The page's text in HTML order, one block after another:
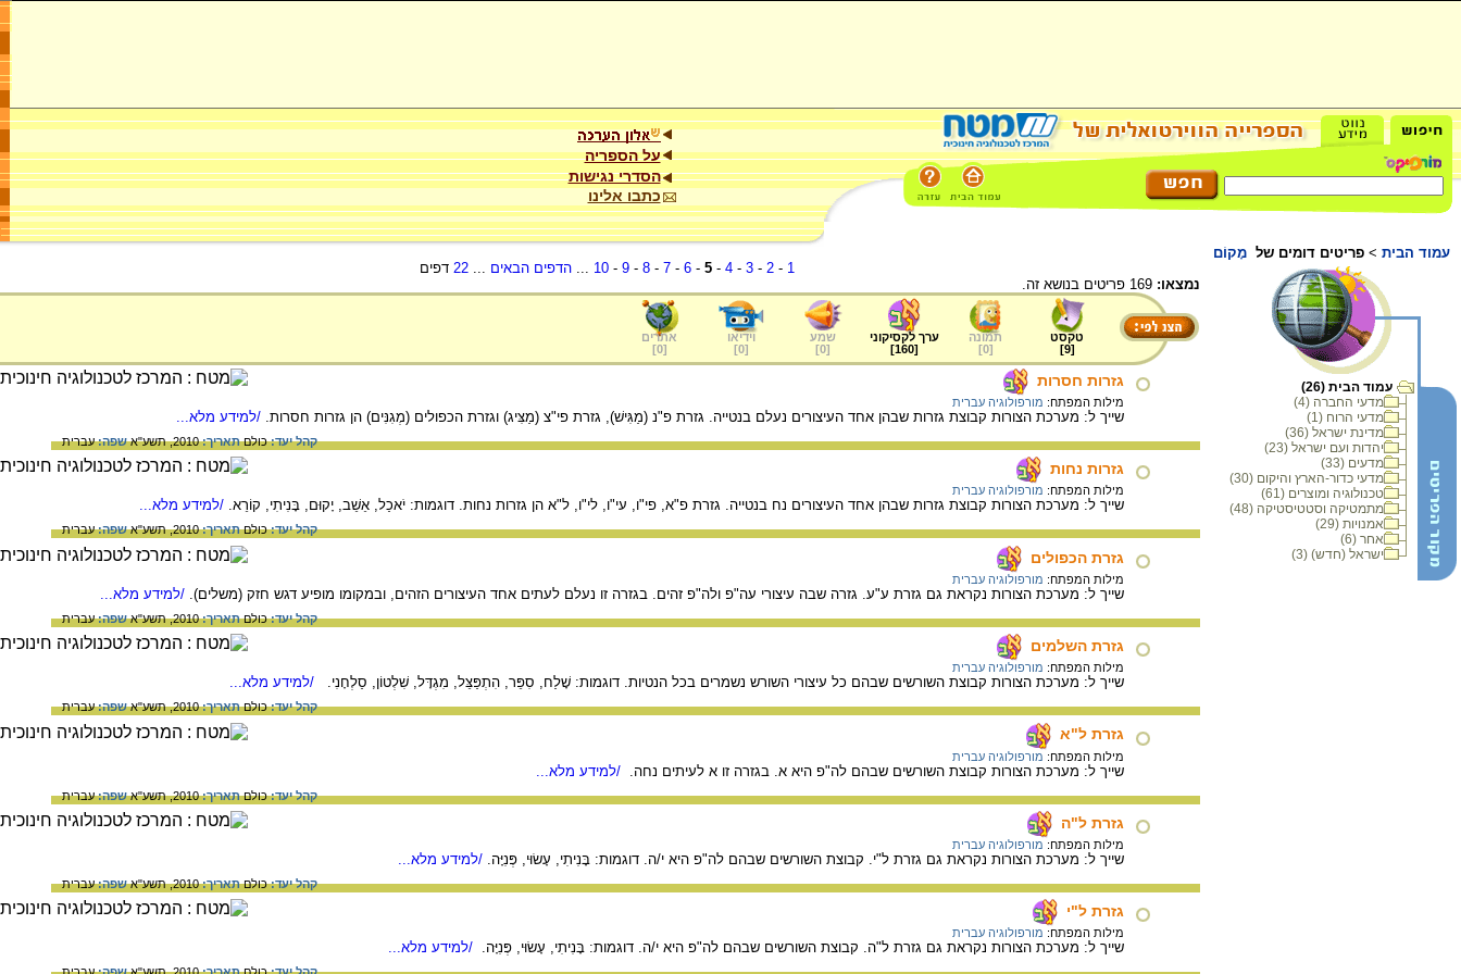
על הספריה
הסדרי נגישות
כתבו אלינו
עמוד הבית > פריטים דומים של מָקוֹם
עמוד הבית (26)
מדעי החברה (4)
מדעי הרוח (1)
מדינת ישראל (36)
יהדות ועם ישראל (23)
מדעים (33)
מדעי כדור-הארץ והיקום (30)
טכנולוגיה ומוצרים (61)
מתמטיקה וסטטיסטיקה (48)
אמנויות (29)
אחר (6)
ישראל (חדש) (3)
1
-
2
-
3
-
4
-
5
-
6
-
7
-
8
-
9
-
10
...הדפים הבאים ...
22 דפים
נמצאו:
טקסט
[
9
]
תמונה
[
0
]
ערך לקסיקוני
[
160
]
שמע
[
0
]
וידיאו
[
0
]
אתרים
[
0
]
גזרות חסרות
מילות המפתח: מורפולוגיה עברית
שייך ל: מערכת הצורות קבוצת גזרות שבהן אחד העיצורים נעלם בנטייה. גזרת פ"נ (מַגִּישׁ), גזרת פי"צ (מַצִּיג) וגזרת הכפולים (מְגִנִּים) הן גזרות חסרות. /למידע מלא...
קהל יעד:כולםתאריך:2010, תשע"א שפה:עברית
גזרות נחות
מילות המפתח: מורפולוגיה עברית
שייך ל: מערכת הצורות קבוצת גזרות שבהן אחד העיצורים נח בנטייה. גזרת פ"א, פי"ו, עי"ו, לי"ו, ל"א הן גזרות נחות. דוגמות: יֹאכַל, אֵשֵׁב, יָקוּם, בָּנִיתִי, קוֹרֵא. /למידע מלא...
קהל יעד:כולםתאריך:2010, תשע"א שפה:עברית
גזרת הכפולים
מילות המפתח: מורפולוגיה עברית
שייך ל: מערכת הצורות נקראת גם גזרת ע"ע. גזרה שבה עיצורי עה"פ ולה"פ זהים. בגזרה זו נעלם לעתים אחד העיצורים הזהים, ובמקומו מופיע דגש חזק (משלים). /למידע מלא...
קהל יעד:כולםתאריך:2010, תשע"א שפה:עברית
גזרת השלמים
מילות המפתח: מורפולוגיה עברית
שייך ל: מערכת הצורות קבוצת השורשים שבהם כל עיצורי השורש נשמרים בכל הנטיות. דוגמות: שָׁלַח, סִפֵּר, הִתְפַּצֵּל, מִגְדָּל, שִׁלְטוֹן, סַלְחָנִי. /למידע מלא...
קהל יעד:כולםתאריך:2010, תשע"א שפה:עברית
גזרת ל"א
מילות המפתח: מורפולוגיה עברית
שייך ל: מערכת הצורות קבוצת השורשים שבהם לה"פ היא א. בגזרה זו א לעיתים נחה. /למידע מלא...
קהל יעד:כולםתאריך:2010, תשע"א שפה:עברית
גזרת ל"ה
מילות המפתח: מורפולוגיה עברית
שייך ל: מערכת הצורות נקראת גם גזרת ל"י. קבוצת השורשים שבהם לה"פ היא י/ה. דוגמות: בָּנִיתִי, עָשׂוּי, פְּנִיָּה. /למידע מלא...
קהל יעד:כולםתאריך:2010, תשע"א שפה:עברית
גזרת ל"י
מילות המפתח: מורפולוגיה עברית
שייך ל: מערכת הצורות נקראת גם גזרת ל"ה. קבוצת השורשים שבהם לה"פ היא י/ה. דוגמות: בָּנִיתִי, עָשׂוּי, פְּנִיָּה. /למידע מלא...